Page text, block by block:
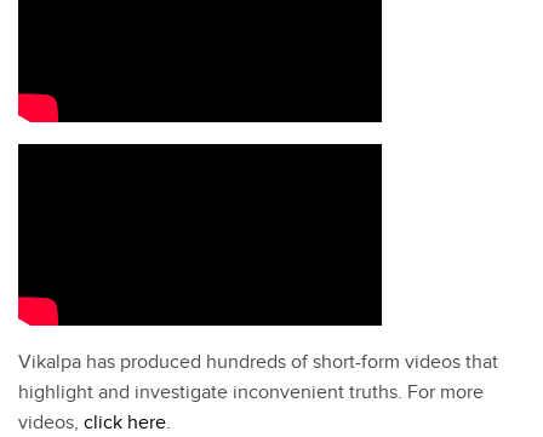
Vikalpa has produced hundreds of short-form videos that
highlight and investigate inconvenient truths. For more
videos, click here.